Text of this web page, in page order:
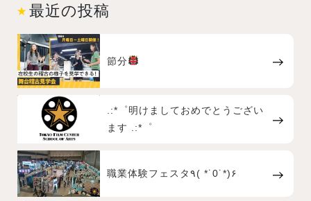
最近の投稿
節分
.:*゜明けましておめでとうござい
ます .:*゜
職業体験フェスタ٩( *˙0˙*)۶